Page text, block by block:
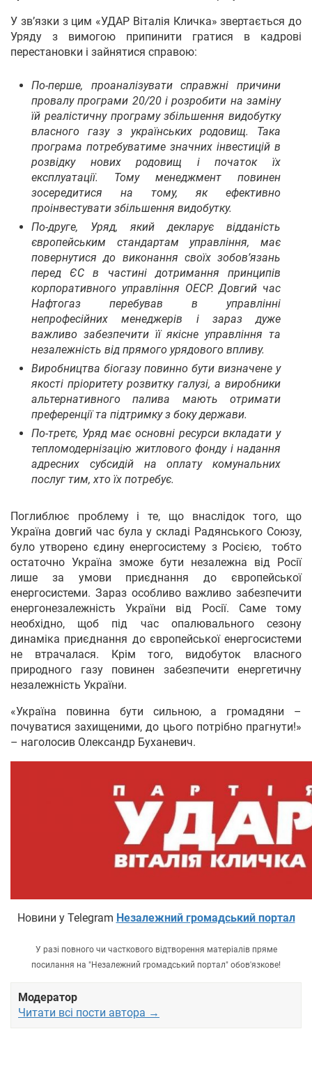
У зв’язки з цим «УДАР Віталія Кличка» звертається до
Уряду з вимогою припинити гратися в кадрові
перестановки і зайнятися справою:
По-перше, проаналізувати справжні причини
провалу програми 20/20 і розробити на заміну
їй реалістичну програму збільшення видобутку
власного газу з українських родовищ. Така
програма потребуватиме значних інвестицій в
розвідку нових родовищ і початок їх
експлуатації. Тому менеджмент повинен
зосередитися на тому, як ефективно
проінвестувати збільшення видобутку.
По-друге, Уряд, який декларує відданість
європейським стандартам управління, має
повернутися до виконання своїх зобов’язань
перед ЄС в частині дотримання принципів
корпоративного управління ОЕСР. Довгий час
Нафтогаз перебував в управлінні
непрофесійних менеджерів і зараз дуже
важливо забезпечити її якісне управління та
незалежність від прямого урядового впливу.
Виробництва біогазу повинно бути визначене у
якості пріоритету розвитку галузі, а виробники
альтернативного палива мають отримати
преференції та підтримку з боку держави.
По-третє, Уряд має основні ресурси вкладати у
тепломодернізацію житлового фонду і надання
адресних субсидій на оплату комунальних
послуг тим, хто їх потребує.
Поглиблює проблему і те, що внаслідок того, що
Україна довгий час була у складі Радянського Союзу,
було утворено єдину енергосистему з Росією, тобто
остаточно Україна зможе бути незалежна від Росії
лише за умови приєднання до європейської
енергосистеми. Зараз особливо важливо забезпечити
енергонезалежність України від Росії. Саме тому
необхідно, щоб під час опалювального сезону
динаміка приєднання до європейської енергосистеми
не втрачалася. Крім того, видобуток власного
природного газу повинен забезпечити енергетичну
незалежність України.
«Україна повинна бути сильною, а громадяни –
почуватися захищеними, до цього потрібно прагнути!»
– наголосив Олександр Буханевич.
Новини у Telegram Незалежний громадський портал
У разі повного чи часткового відтворення матеріалів пряме
посилання на "Незалежний громадський портал" обов'язкове!
Модератор
Читати всі пости автора →